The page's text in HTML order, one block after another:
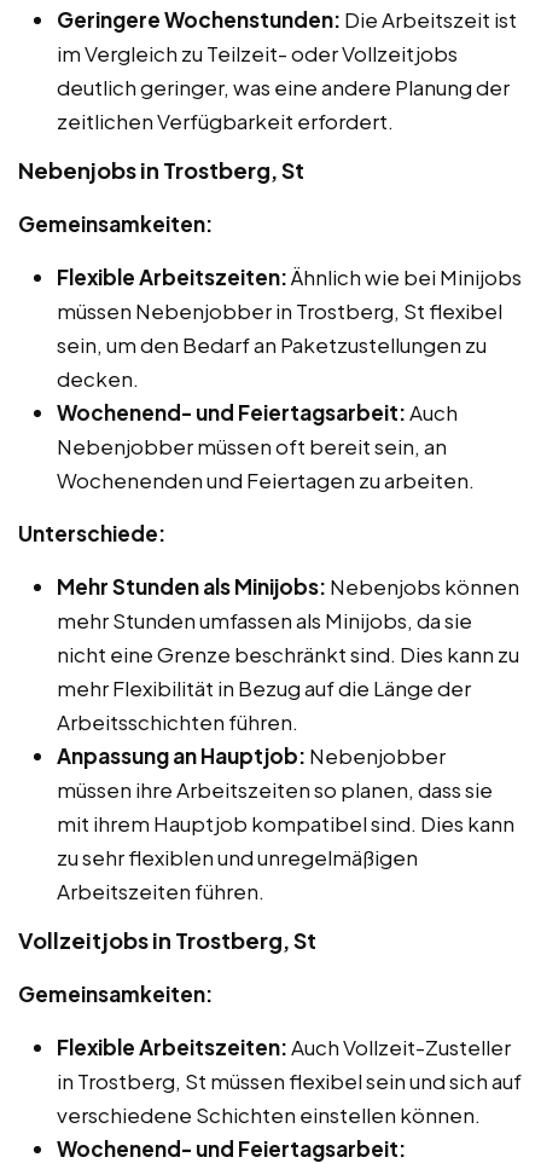
Geringere Wochenstunden: Die Arbeitszeit ist
im Vergleich zu Teilzeit- oder Vollzeitjobs
deutlich geringer, was eine andere Planung der
zeitlichen Verfügbarkeit erfordert.
Nebenjobs in Trostberg, St
Gemeinsamkeiten:
Flexible Arbeitszeiten:Ähnlich wie bei Minijobs
müssen Nebenjobber in Trostberg, St flexibel
sein, um den Bedarf an Paketzustellungen zu
decken.
Wochenend- und Feiertagsarbeit:Auch
Nebenjobber müssen oft bereit sein, an
Wochenenden und Feiertagen zu arbeiten.
Unterschiede:
Mehr Stunden als Minijobs: Nebenjobs können
mehr Stunden umfassen als Minijobs, da sie
nicht eine Grenze beschränkt sind. Dies kann zu
mehr Flexibilität in Bezug auf die Länge der
Arbeitsschichten führen.
Anpassung an Hauptjob: Nebenjobber
müssen ihre Arbeitszeiten so planen, dass sie
mit ihrem Hauptjob kompatibel sind. Dies kann
zu sehr flexiblen und unregelmäßigen
Arbeitszeiten führen.
Vollzeitjobs in Trostberg, St
Gemeinsamkeiten:
Flexible Arbeitszeiten:Auch Vollzeit-Zusteller
in Trostberg, St müssen flexibel sein und sich auf
verschiedene Schichten einstellen können.
Wochenend- und Feiertagsarbeit: